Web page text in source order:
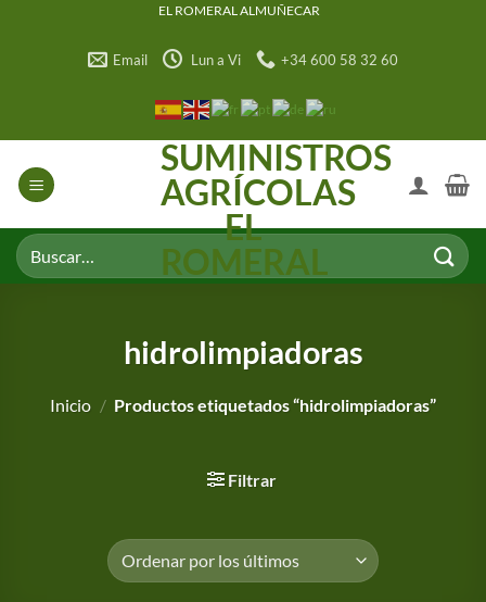
EL ROMERAL ALMUÑECAR
Email Lun a Vi +34 600 58 32 60
SUMINISTROS
AGRÍCOLAS
EL
ROMERAL
Buscar
por:
hidrolimpiadoras
Inicio / Productos etiquetados “hidrolimpiadoras”
Filtrar